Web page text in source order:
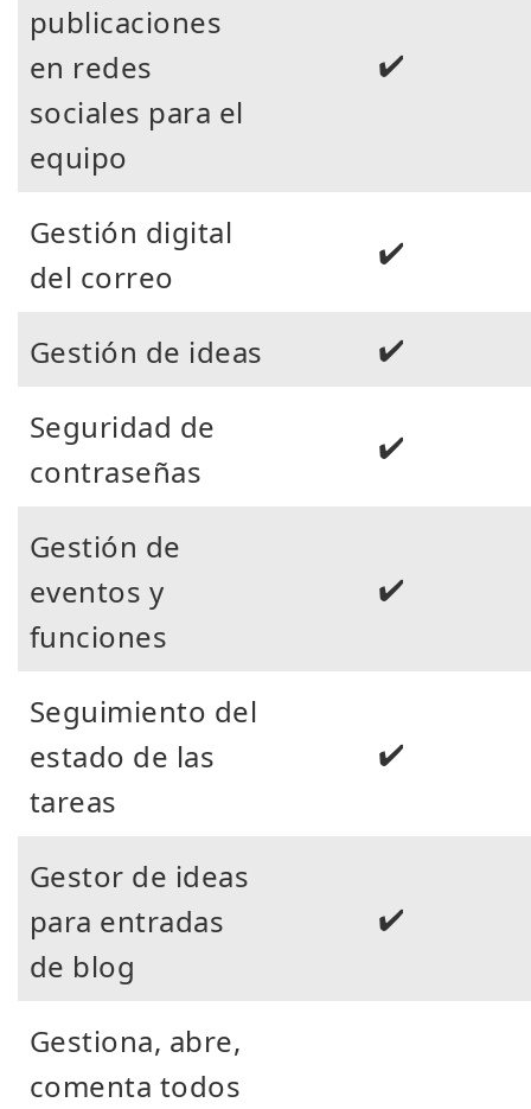
publicaciones
en redes
sociales para el
equipo
✔️
Gestión digital
del correo
✔️
Gestión de ideas
✔️
Seguridad de
contraseñas
✔️
Gestión de
eventos y
funciones
✔️
Seguimiento del
estado de las
tareas
✔️
Gestor de ideas
para entradas
de blog
✔️
Gestiona, abre,
comenta todos